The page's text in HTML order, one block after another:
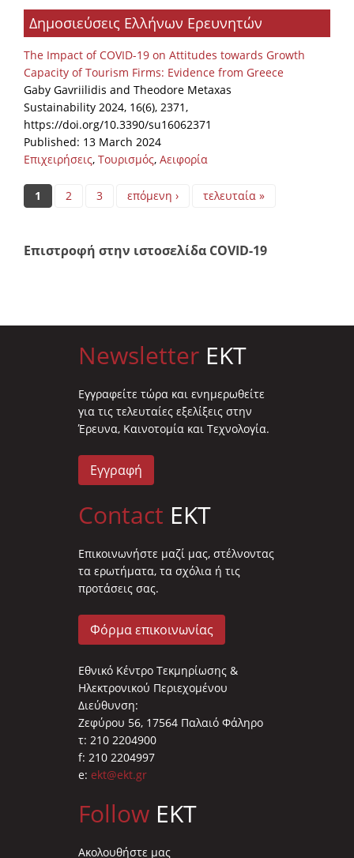
Δημοσιεύσεις Ελλήνων Ερευνητών
The Impact of COVID-19 on Attitudes towards Growth
Capacity of Tourism Firms: Evidence from Greece
Gaby Gavriilidis and Theodore Metaxas
Sustainability 2024, 16(6), 2371,
https://doi.org/10.3390/su16062371
Published: 13 March 2024
Επιχειρήσεις, Τουρισμός, Αειφορία
Pages
1 2 3 επόμενη › τελευταία »
Επιστροφή στην ιστοσελίδα COVID-19
Newsletter EKT
Eγγραφείτε τώρα και ενημερωθείτε
για τις τελευταίες εξελίξεις στην
Έρευνα, Καινοτομία και Τεχνολογία.
Εγγραφή
Contact EKT
Επικοινωνήστε μαζί μας, στέλνοντας
τα ερωτήματα, τα σχόλια ή τις
προτάσεις σας.
Φόρμα επικοινωνίας
Εθνικό Κέντρο Τεκμηρίωσης &
Ηλεκτρονικού Περιεχομένου
Διεύθυνση:
Ζεφύρου 56, 17564 Παλαιό Φάληρο
τ: 210 2204900
f: 210 2204997
e: ekt@ekt.gr
Follow EKT
Ακολουθήστε μας